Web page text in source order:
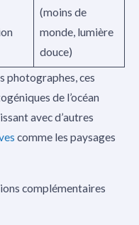
(moins de
monde, lumière
douce)
photographes, ces
de l’océan
avec d’autres
comme les paysages
complémentaires